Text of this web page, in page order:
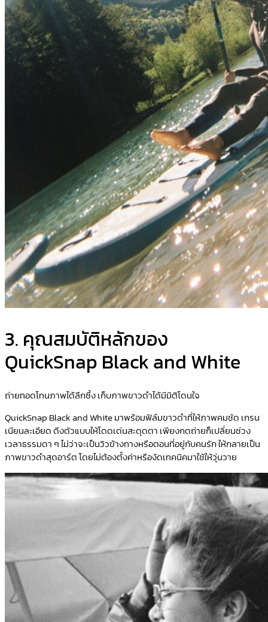
3. คุณสมบัติหลักของ
QuickSnap Black and White
ถ่ายทอดโทนภาพได้ลึกซึ้ง เก็บภาพขาวดำได้มีมิติโดนใจ
QuickSnap Black and White มาพร้อมฟิล์มขาวดำที่ให้ภาพคมชัด เกรน
เนียนละเอียด ดึงตัวแบบให้โดดเด่นสะดุดตา เพียงกดถ่ายก็เปลี่ยนช่วง
เวลาธรรมดา ๆ ไม่ว่าจะเป็นวิวข้างทางหรือตอนที่อยู่กับคนรัก ให้กลายเป็น
ภาพขาวดำสุดอาร์ต โดยไม่ต้องตั้งค่าหรืองัดเทคนิคมาใช้ให้วุ่นวาย